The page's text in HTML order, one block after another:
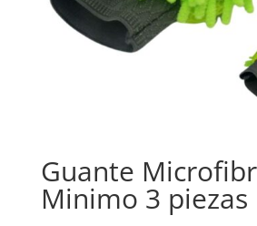
Guante
Minimo 3 piezas